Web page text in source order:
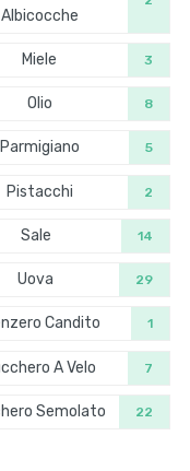
Albicocche
Miele 3
Olio 8
Parmigiano 5
Pistacchi 2
Sale 14
Uova 29
Candito 1
A Velo 7
Semolato 22